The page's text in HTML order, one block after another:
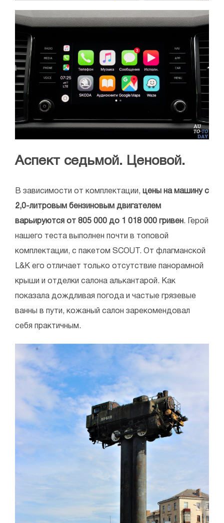
Аспект седьмой. Ценовой.
В зависимости от комплектации, цены на машину с
2,0-литровым бензиновым двигателем
варьируются от 805 000 до 1 018 000 гривен . Герой
нашего теста выполнен почти в топовой
комплектации, с пакетом SCOUT. От флагманской
L&K его отличает только отсутствие панорамной
крыши и отделки салона алькантарой. Как
показала дождливая погода и частые грязевые
ванны в пути, кожаный салон зарекомендовал
себя практичным.